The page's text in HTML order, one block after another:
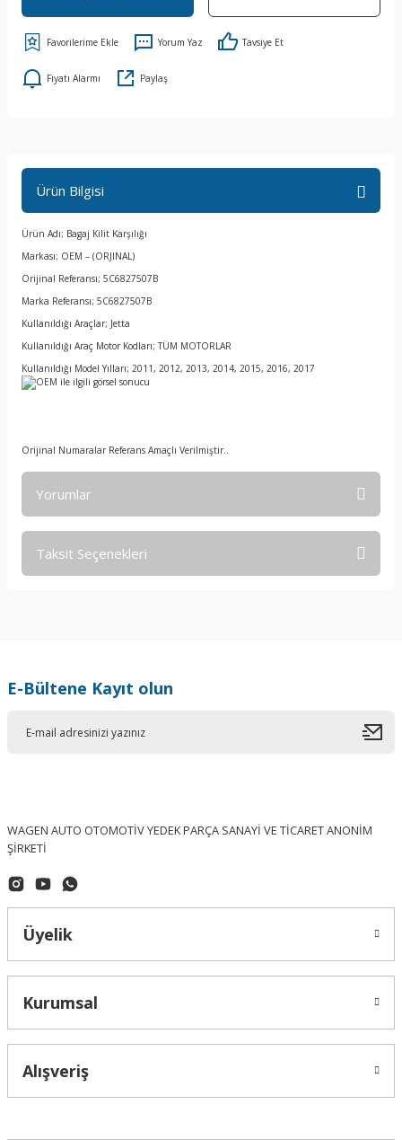
Yorum Yaz Tavsiye Et
Fiyatı Alarmı Paylaş
Ürün Bilgisi
Ürün Adı; Bagaj Kilit Karşılığı
Markası; OEM – (ORJINAL)
Orijinal Referansı; 5C6827507B
Marka Referansı; 5C6827507B
Kullanıldığı Araçlar; Jetta
Kullanıldığı Araç Motor Kodları; TÜM MOTORLAR
Kullanıldığı Model Yılları; 2011, 2012, 2013, 2014, 2015, 2016, 2017
Orijinal Numaralar Referans Amaçlı Verilmiştir..
Yorumlar
Taksit Seçenekleri
E-Bültene Kayıt olun
WAGEN AUTO OTOMOTİV YEDEK PARÇA SANAYİ VE TİCARET ANONİM
ŞİRKETİ
Üyelik
Kurumsal
Alışveriş